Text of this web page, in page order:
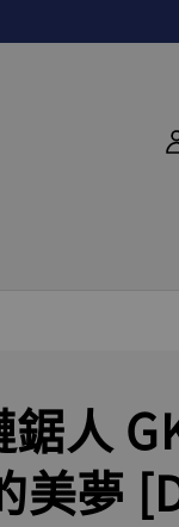
鋸人
美夢